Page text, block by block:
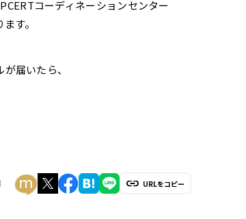
コーディネーションセンター
す。
届いたら、
URLをコピー